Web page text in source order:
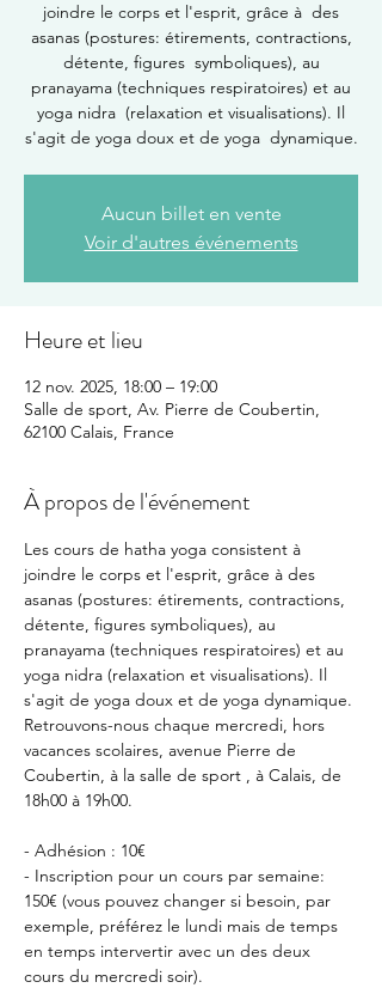
joindre le corps et l'esprit, grâce à des
asanas (postures: étirements, contractions,
détente, figures symboliques), au
pranayama (techniques respiratoires) et au
yoga nidra (relaxation et visualisations). Il
s'agit de yoga doux et de yoga dynamique.
Aucun billet en vente
Voir d'autres événements
Heure et lieu
12 nov. 2025, 18:00 – 19:00
Salle de sport, Av. Pierre de Coubertin,
62100 Calais, France
À propos de l'événement
Les cours de hatha yoga consistent à
joindre le corps et l'esprit, grâce à des
asanas (postures: étirements, contractions,
détente, figures symboliques), au
pranayama (techniques respiratoires) et au
yoga nidra (relaxation et visualisations). Il
s'agit de yoga doux et de yoga dynamique.
Retrouvons-nous chaque mercredi, hors
vacances scolaires, avenue Pierre de
Coubertin, à la salle de sport , à Calais, de
18h00 à 19h00.
- Adhésion : 10€
- Inscription pour un cours par semaine:
150€ (vous pouvez changer si besoin, par
exemple, préférez le lundi mais de temps
en temps intervertir avec un des deux
cours du mercredi soir).